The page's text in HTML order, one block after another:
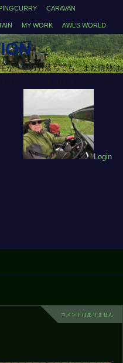
CARAVAN
MY WORK AWL’S WORLD
が、体力も落ちても、まだ情熱は
Login
コメントはありません